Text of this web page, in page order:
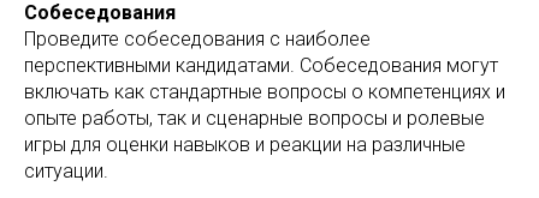
Собеседования
Проведите собеседования с наиболее
перспективными кандидатами. Собеседования могут
включать как стандартные вопросы о компетенциях и
опыте работы, так и сценарные вопросы и ролевые
игры для оценки навыков и реакции на различные
ситуации.